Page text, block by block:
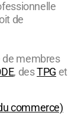
de
de membres
, desTPG et
commerce)